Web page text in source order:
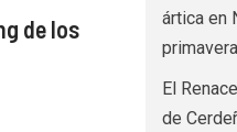
de los
ártica en
El
de